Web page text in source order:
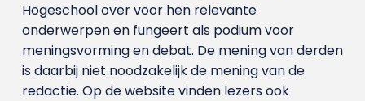
Hogeschool over voor hen relevante
onderwerpen en fungeert als podium voor
meningsvorming en debat. De mening van derden
is daarbij niet noodzakelijk de mening van de
redactie. Op de website vinden lezers ook